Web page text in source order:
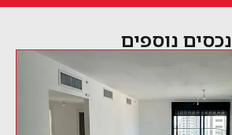
נכסים נוספים